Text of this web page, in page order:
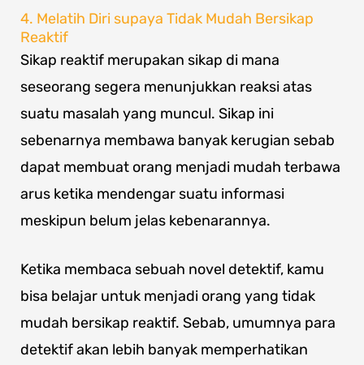
4. Melatih Diri supaya Tidak Mudah Bersikap
Reaktif
Sikap reaktif merupakan sikap di mana
seseorang segera menunjukkan reaksi atas
suatu masalah yang muncul. Sikap ini
sebenarnya membawa banyak kerugian sebab
dapat membuat orang menjadi mudah terbawa
arus ketika mendengar suatu informasi
meskipun belum jelas kebenarannya.
Ketika membaca sebuah novel detektif, kamu
bisa belajar untuk menjadi orang yang tidak
mudah bersikap reaktif. Sebab, umumnya para
detektif akan lebih banyak memperhatikan